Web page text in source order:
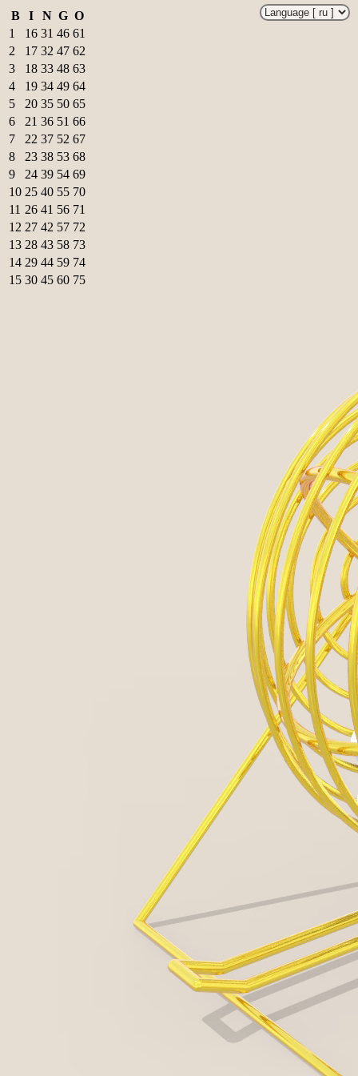
B I N G O
1
16 31 46 61
2
17 32 47 62
3
18 33 48 63
4
19 34 49 64
5
20 35 50 65
6
21 36 51 66
7
22 37 52 67
8
23 38 53 68
9
24 39 54 69
10 25 40 55 70
11 26 41 56 71
12 27 42 57 72
13 28 43 58 73
14 29 44 59 74
15 30 45 60 75